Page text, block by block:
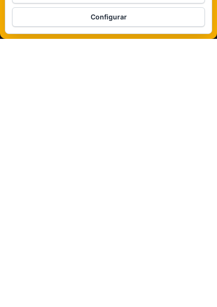
Veámos que hay aquí
Política de cookies
Funciona gracias aWordPress |Tema:Envo Magazine
Configurar